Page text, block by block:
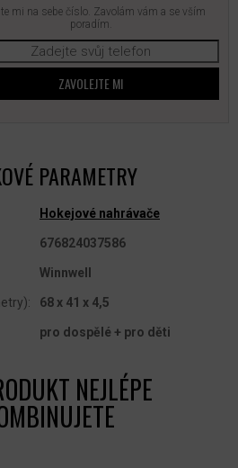
mi na sebe číslo. Zavolám vám a se vším
poradím.
ZAVOLEJTE MI
PARAMETRY
Hokejové nahrávače
676824037586
Winnwell
: 68 x 41 x 4,5
pro dospělé + pro děti